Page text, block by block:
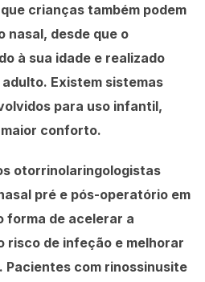
crianças também podem
nasal, desde que o
à sua idade e realizado
Existem sistemas
para uso infantil,
conforto.
otorrinolaringologistas
pré e pós-operatório em
forma de acelerar a
risco de infeção e melhorar
Pacientes com rinossinusite